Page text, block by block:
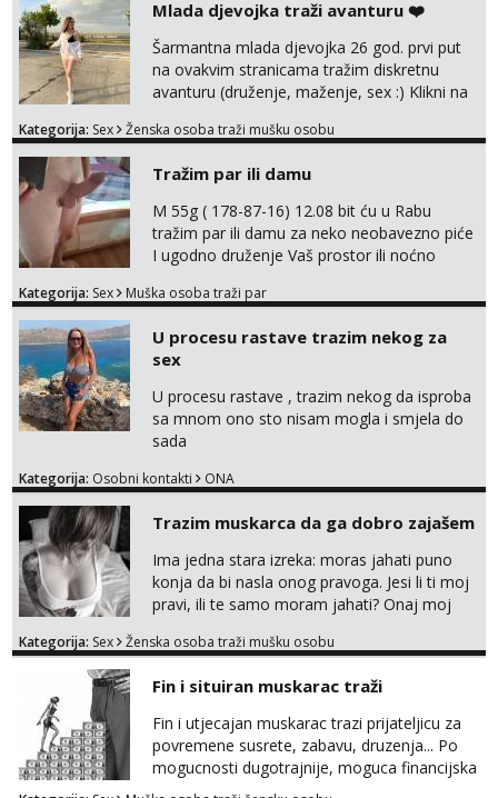
poljupce po tijelu koji me jako
pale,obozavam kad muskarac preuzme
kontrolu . javi se :) Klikni na link ispod i nadji
me tamo, cekam te!
Mlada djevojka traži avanturu ❤️
Šarmantna mlada djevojka 26 god. prvi put
na ovakvim stranicama tražim diskretnu
avanturu (druženje, maženje, sex :) Klikni na
Kategorija: Sex Ženska osoba traži mušku osobu
Tražim par ili damu
M 55g ( 178-87-16) 12.08 bit ću u Rabu
tražim par ili damu za neko neobavezno piće
I ugodno druženje Vaš prostor ili noćno
trata.vrh@gmail.com
Kategorija: Sex Muška osoba traži par
U procesu rastave trazim nekog za
sex
U procesu rastave , trazim nekog da isproba
sa mnom ono sto nisam mogla i smjela do
sada
Kategorija: Osobni kontakti ONA
Trazim muskarca da ga dobro zajašem
Ima jedna stara izreka: moras jahati puno
konja da bi nasla onog pravoga. Jesi li ti moj
pravi, ili te samo moram jahati? Onaj moj
na sexdater link i javi mi se tamo....
Kategorija: Sex Ženska osoba traži mušku osobu
Fin i situiran muskarac traži
Fin i utjecajan muskarac trazi prijateljicu za
povremene susrete, zabavu, druzenja... Po
mogucnosti dugotrajnije, moguca financijska
potpora!